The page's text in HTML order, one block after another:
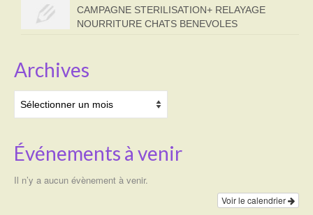
CAMPAGNE STERILISATION+ RELAYAGE
NOURRITURE CHATS BENEVOLES
Archives
Événements à venir
Il n’y a aucun évènement à venir.
Voir le calendrier